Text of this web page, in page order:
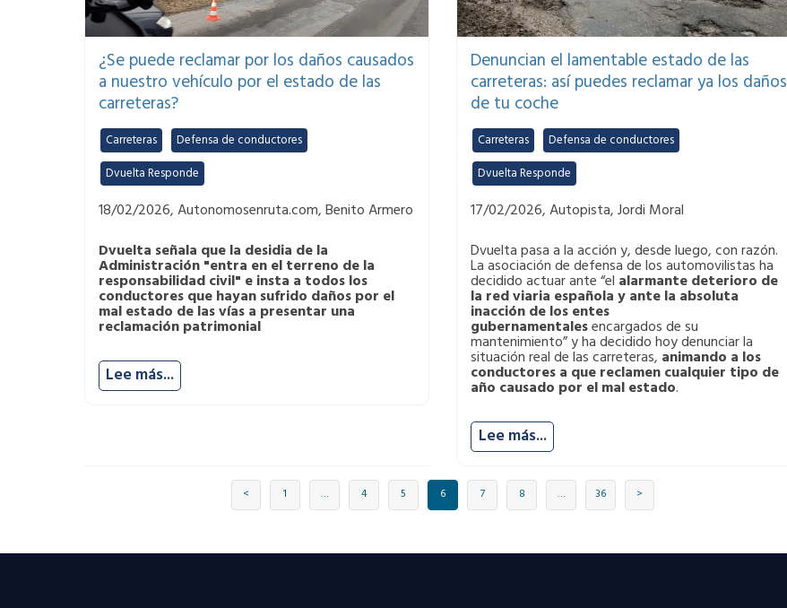
¿Se puede reclamar por los daños causados
a nuestro vehículo por el estado de las
carreteras?
Carreteras Defensa de conductores
Dvuelta Responde
18/02/2026, Autonomosenruta.com, Benito Armero
Dvuelta señala que la desidia de la
Administración "entra en el terreno de la
responsabilidad civil" e insta a todos los
conductores que hayan sufrido daños por el
mal estado de las vías a presentar una
reclamación patrimonial
Lee más...
Denuncian el lamentable estado de las
carreteras: así puedes reclamar ya los daños
de tu coche
Carreteras Defensa de conductores
Dvuelta Responde
17/02/2026, Autopista, Jordi Moral
Dvuelta pasa a la acción y, desde luego, con razón.
La asociación de defensa de los automovilistas ha
decidido actuar ante “el alarmante deterioro de
la red viaria española y ante la absoluta
inacción de los entes
gubernamentalesencargados de su
mantenimiento” y ha decidido hoy denunciar la
situación real de las carreteras, animando a los
conductores a que reclamen cualquier tipo de
año causado por el mal estado.
Lee más...
< 1 … 4 5 6 7 8 … 36 >